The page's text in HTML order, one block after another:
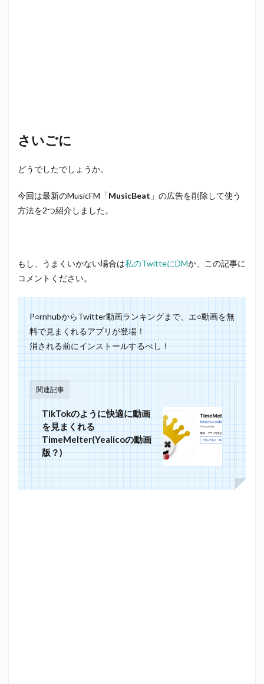
さいごに
どうでしたでしょうか。
今回は最新のMusicFM「MusicBeat 」の広告を削除して使う
方法を2つ紹介しました。
もし、うまくいかない場合は私のTwitteにDMか、この記事に
コメントください。
P○rnhubからTwitter動画ランキングまで、エ○動画を無
料で見まくれるアプリが登場！
消される前にインストールするべし！
関連記事
TikTokのように快適に動画
を見まくれる
TimeMelter(Yealicoの動画
版？)